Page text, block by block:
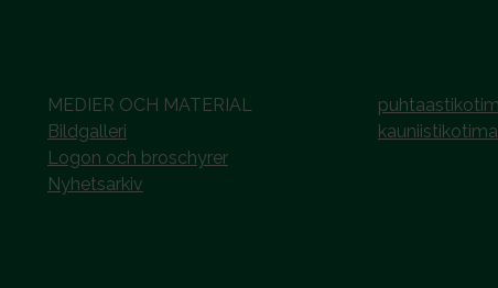
MEDIER OCH MATERIAL
Bildgalleri
Logon och broschyrer
Nyhetsarkiv